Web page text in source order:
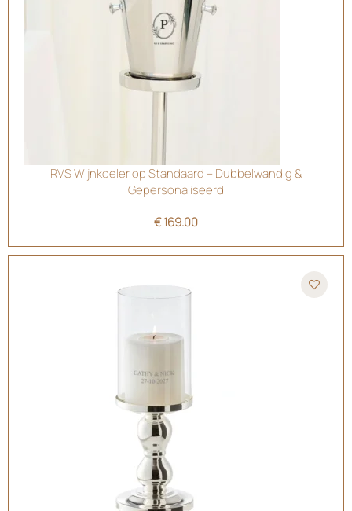
RVS Wijnkoeler op Standaard – Dubbelwandig &
Gepersonaliseerd
€169.00